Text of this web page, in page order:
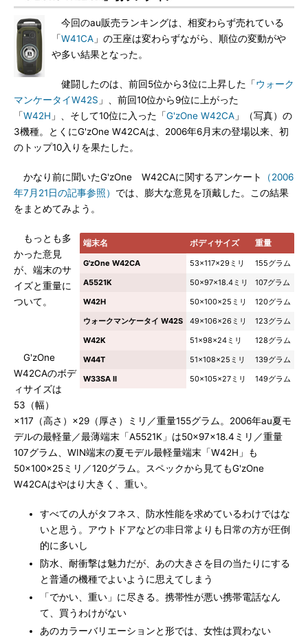
今回のau販売ランキングは、相変わらず売れている
「W41CA 」の王座は変わらずながら、順位の変動がや
や多い結果となった。
健闘したのは、前回5位から3位に上昇した「ウォーク
マンケータイW42S 」、前回10位から9位に上がった
「W42H 」、そして10位に入った「G'zOne W42CA 」（写真）の
3機種。とくにG'zOne W42CAは、2006年6月末の登場以来、初
のトップ10入りを果たした。
かなり前に聞いたG'zOne W42CAに関するアンケート
（2006
年7月21日の記事参照） では、膨大な意見を頂戴した。この結果
をまとめてみよう。
端末名 ボディサイズ 重量
G'zOne W42CA 53×117×29ミリ
155グラム
A5521K
50×97×18.4ミリ
107グラム
W42H
50×100×25ミリ
120グラム
ウォークマンケータイ W42S
49×106×26ミリ
123グラム
W42K
51×98×24ミリ
128グラム
W44T
51×108×25ミリ
139グラム
W33SA II
50×105×27ミリ 149グラム
もっとも多
かった意見
が、端末のサ
イズと重量に
ついて。
G'zOne
W42CAのボデ
ィサイズは
53（幅）
×117（高さ）×29（厚さ）ミリ／重量155グラム。2006年au夏モ
デルの最軽量／最薄端末「A5521K」は50×97×18.4ミリ／重量
107グラム、WIN端末の夏モデル最軽量端末「W42H」も
50×100×25ミリ／120グラム。スペックから見てもG'zOne
W42CAはやはり大きく、重い。
すべての人がタフネス、防水性能を求めているわけではな
いと思う。アウトドアなどの非日常よりも日常の方が圧倒
的に多いし
防水、耐衝撃は魅力だが、あの大きさを目の当たりにする
と普通の機種でよいように思えてしまう
「でかい、重い」に尽きる。携帯性が悪い携帯電話なん
て、買うわけがない
あのカラーバリエーションと形では、女性は買わない